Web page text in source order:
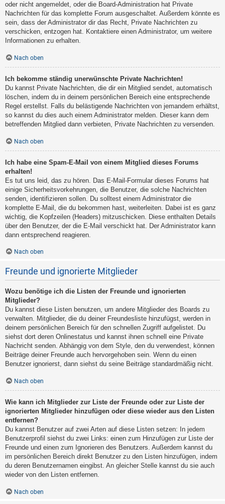
oder nicht angemeldet, oder die Board-Administration hat Private
Nachrichten für das komplette Forum ausgeschaltet. Außerdem könnte es
sein, dass der Administrator dir das Recht, Private Nachrichten zu
verschicken, entzogen hat. Kontaktiere einen Administrator, um weitere
Informationen zu erhalten.
Nach oben
Ich bekomme ständig unerwünschte Private Nachrichten!
Du kannst Private Nachrichten, die dir ein Mitglied sendet, automatisch
löschen, indem du in deinem persönlichen Bereich eine entsprechende
Regel erstellst. Falls du belästigende Nachrichten von jemandem erhältst,
so kannst du dies auch einem Administrator melden. Dieser kann dem
betreffenden Mitglied dann verbieten, Private Nachrichten zu versenden.
Nach oben
Ich habe eine Spam-E-Mail von einem Mitglied dieses Forums
erhalten!
Es tut uns leid, das zu hören. Das E-Mail-Formular dieses Forums hat
einige Sicherheitsvorkehrungen, die Benutzer, die solche Nachrichten
senden, identifizieren sollen. Du solltest einem Administrator die
komplette E-Mail, die du bekommen hast, weiterleiten. Dabei ist es ganz
wichtig, die Kopfzeilen (Headers) mitzuschicken. Diese enthalten Details
über den Benutzer, der die E-Mail verschickt hat. Der Administrator kann
dann entsprechend reagieren.
Nach oben
Freunde und ignorierte Mitglieder
Wozu benötige ich die Listen der Freunde und ignorierten
Mitglieder?
Du kannst diese Listen benutzen, um andere Mitglieder des Boards zu
verwalten. Mitglieder, die du deiner Freundesliste hinzufügst, werden in
deinem persönlichen Bereich für den schnellen Zugriff aufgelistet. Du
siehst dort deren Onlinestatus und kannst ihnen schnell eine Private
Nachricht senden. Abhängig von dem Style, den du verwendest, können
Beiträge deiner Freunde auch hervorgehoben sein. Wenn du einen
Benutzer ignorierst, dann siehst du seine Beiträge standardmäßig nicht.
Nach oben
Wie kann ich Mitglieder zur Liste der Freunde oder zur Liste der
ignorierten Mitglieder hinzufügen oder diese wieder aus den Listen
entfernen?
Du kannst Benutzer auf zwei Arten auf diese Listen setzen: In jedem
Benutzerprofil siehst du zwei Links: einen zum Hinzufügen zur Liste der
Freunde und einen zum Ignorieren des Benutzers. Außerdem kannst du
im persönlichen Bereich direkt Benutzer zu den Listen hinzufügen, indem
du deren Benutzernamen eingibst. An gleicher Stelle kannst du sie auch
wieder von den Listen entfernen.
Nach oben